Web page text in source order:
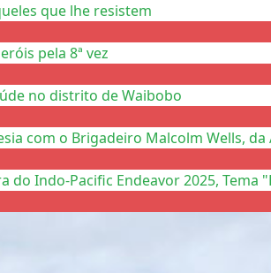
que lhe resistem
pela 8ª vez
no distrito de Waibobo
com o Brigadeiro Malcolm Wells, da
Indo-Pacific Endeavor 2025,